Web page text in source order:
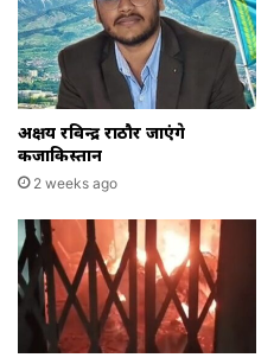
अक्षय रविन्द्र राठौर जाएंगे
कजाकिस्तान
2 weeks ago